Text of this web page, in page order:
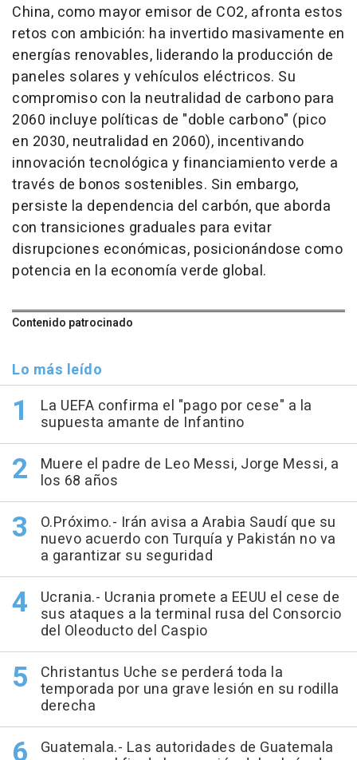
China, como mayor emisor de CO2, afronta estos
retos con ambición: ha invertido masivamente en
energías renovables, liderando la producción de
paneles solares y vehículos eléctricos. Su
compromiso con la neutralidad de carbono para
2060 incluye políticas de "doble carbono" (pico
en 2030, neutralidad en 2060), incentivando
innovación tecnológica y financiamiento verde a
través de bonos sostenibles. Sin embargo,
persiste la dependencia del carbón, que aborda
con transiciones graduales para evitar
disrupciones económicas, posicionándose como
potencia en la economía verde global.
Contenido patrocinado
Lo más leído
La UEFA confirma el "pago por cese" a la
supuesta amante de Infantino
Muere el padre de Leo Messi, Jorge Messi, a
los 68 años
O.Próximo.- Irán avisa a Arabia Saudí que su
nuevo acuerdo con Turquía y Pakistán no va
a garantizar su seguridad
Ucrania.- Ucrania promete a EEUU el cese de
sus ataques a la terminal rusa del Consorcio
del Oleoducto del Caspio
Christantus Uche se perderá toda la
temporada por una grave lesión en su rodilla
derecha
Guatemala.- Las autoridades de Guatemala